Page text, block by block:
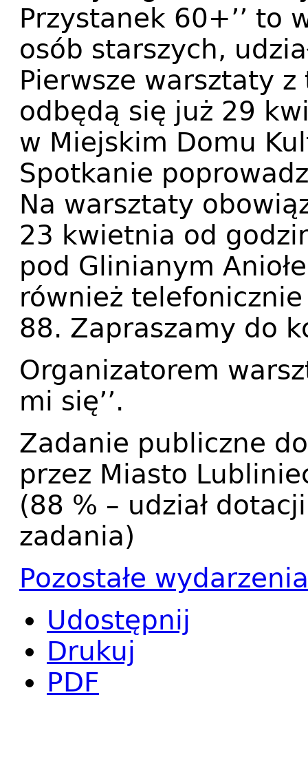
Przystanek 60+’’ to
osób starszych,
Pierwsze warsztaty
odbędą się już 29
w Miejskim Domu
Spotkanie
Na warsztaty
23 kwietnia od
pod Glinianym
również
88. Zapraszamy do
Organizatorem
mi się’’.
Zadanie publiczne
przez Miasto
(88 % – udział
zadania)
Pozostałe wydarzenia
Udostępnij
Drukuj
PDF